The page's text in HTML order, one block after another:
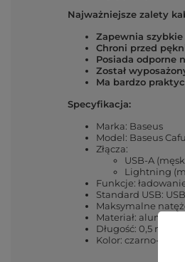
Najważniejsze zalety
Zapewnia
Chroni przed
Posiada odporne
Został
Ma bardzo
Specyfikacja:
Marka: Baseus
Model: Baseus
Złącza:
USB-A
Lightning
Funkcje:
Standard USB:
Maksymalne
Materiał:
Długość: 0,5 m
Kolor: czarno-